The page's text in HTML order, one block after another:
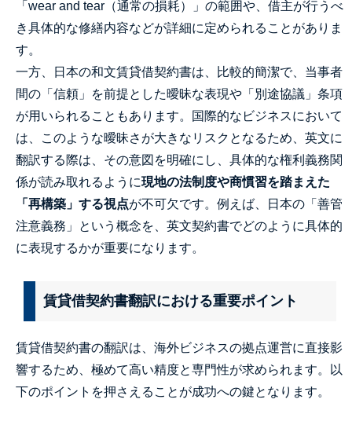
「wear and tear（通常の損耗）」の範囲や、借主が行うべ
き具体的な修繕内容などが詳細に定められることがありま
す。
一方、日本の和文賃貸借契約書は、比較的簡潔で、当事者
間の「信頼」を前提とした曖昧な表現や「別途協議」条項
が用いられることもあります。国際的なビジネスにおいて
は、このような曖昧さが大きなリスクとなるため、英文に
翻訳する際は、その意図を明確にし、具体的な権利義務関
係が読み取れるように現地の法制度や商慣習を踏まえた
「再構築」する視点が不可欠です。例えば、日本の「善管
注意義務」という概念を、英文契約書でどのように具体的
に表現するかが重要になります。
賃貸借契約書翻訳における重要ポイント
賃貸借契約書の翻訳は、海外ビジネスの拠点運営に直接影
響するため、極めて高い精度と専門性が求められます。以
下のポイントを押さえることが成功への鍵となります。